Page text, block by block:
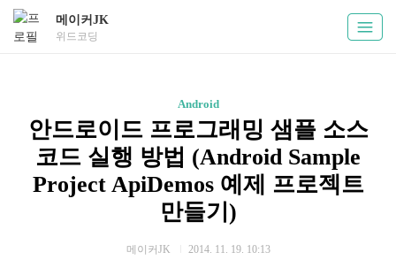
메이커JK
위드코딩
Android
안드로이드 프로그래밍 샘플 소스
코드 실행 방법 (Android Sample
Project ApiDemos 예제 프로젝트
만들기)
메이커JK 2014. 11. 19. 10:13